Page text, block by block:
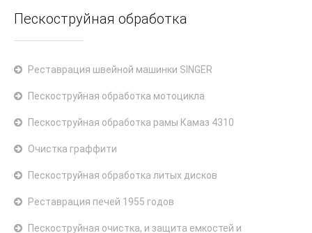
Пескоструйная обработка
Реставрация швейной машинки SINGER
Пескоструйная обработка мотоцикла
Пескоструйная обработка рамы Камаз 4310
Очистка граффити
Пескоструйная обработка литых дисков
Реставрация печей 1955 годов
Пескоструйная очистка, и защита емкостей и